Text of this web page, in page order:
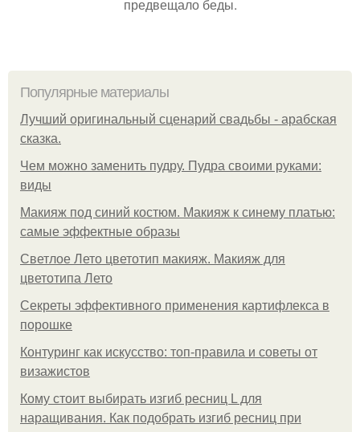
предвещало беды.
Популярные материалы
Лучший оригинальный сценарий свадьбы - арабская
сказка.
Чем можно заменить пудру. Пудра своими руками:
виды
Макияж под синий костюм. Макияж к синему платью:
самые эффектные образы
Светлое Лето цветотип макияж. Макияж для
цветотипа Лето
Секреты эффективного применения картифлекса в
порошке
Контуринг как искусство: топ-правила и советы от
визажистов
Кому стоит выбирать изгиб ресниц L для
наращивания. Как подобрать изгиб ресниц при